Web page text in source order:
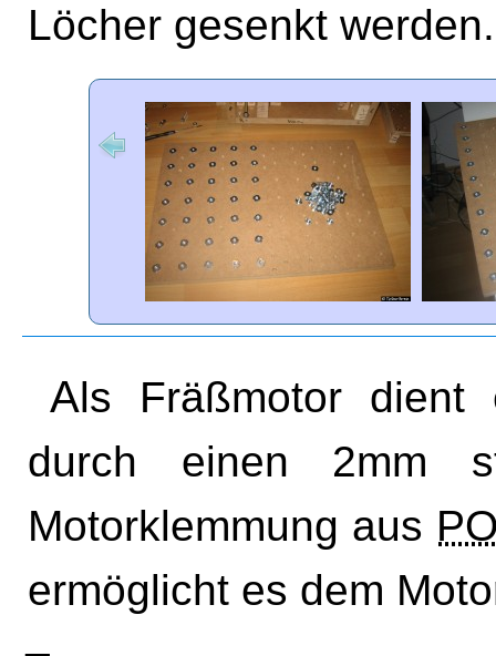
Löcher gesenkt werden.
Als Fräßmotor dient ein Dremel Multi. Dieser wird
durch einen 2mm
Motorklemmung aus
ermöglicht es dem